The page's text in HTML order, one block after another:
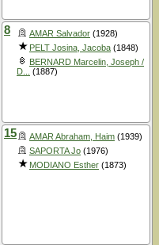
8 AMAR Salvador (1928)
PELT Josina, Jacoba (1848)
BERNARD Marcelin, Joseph /
D...
(1887)
15 AMAR Abraham, Haim (1939)
SAPORTA Jo (1976)
MODIANO Esther (1873)